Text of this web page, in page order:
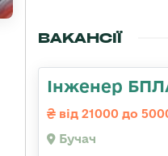
ВАКАНСІЇ
Інженер
від 21000 до
Бучач